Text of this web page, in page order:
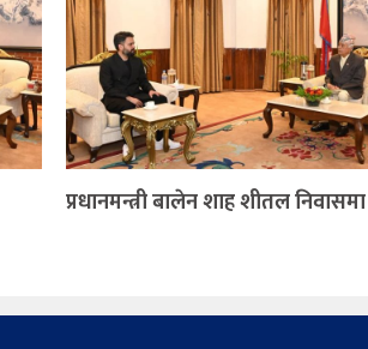
प्रधानमन्त्री बालेन शाह शीतल निवासमा